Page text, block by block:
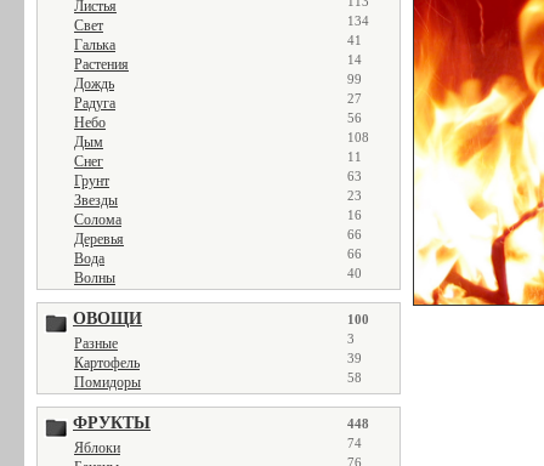
Листья
Свет 134
Галька 41
Растения 14
Дождь 99
Радуга 27
Небо 56
Дым 108
Снег 11
Грунт 63
Звезды 23
Солома 16
Деревья 66
Вода 66
Волны 40
ОВОЩИ 100
Разные 3
Картофель 39
Помидоры 58
ФРУКТЫ 448
Яблоки 74
76